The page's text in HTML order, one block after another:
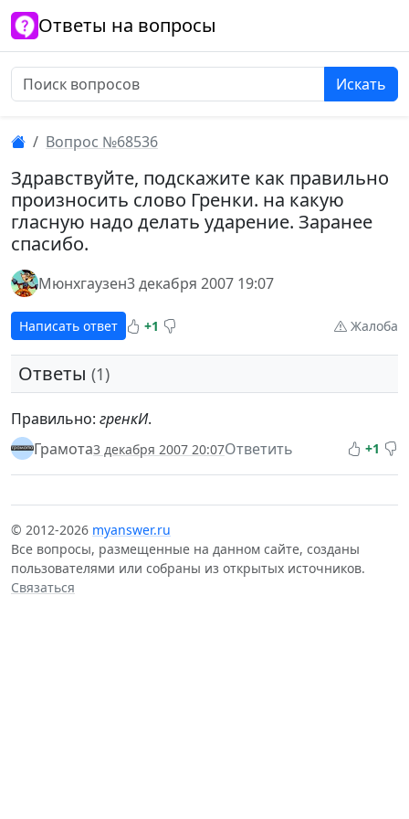
Ответы на вопросы
Искать
Вопрос №68536
Здравствуйте, подскажите как правильно
произносить слово Гренки. на какую
гласную надо делать ударение. Заранее
спасибо.
Мюнхгаузен3 декабря 2007 19:07
Написать ответ +1 Жалоба
Ответы (1)
Правильно: гренкИ.
Грамота3 декабря 2007 20:07Ответить +1
© 2012-2026 myanswer.ru
Все вопросы, размещенные на данном сайте, созданы
пользователями или собраны из открытых источников.
Связаться